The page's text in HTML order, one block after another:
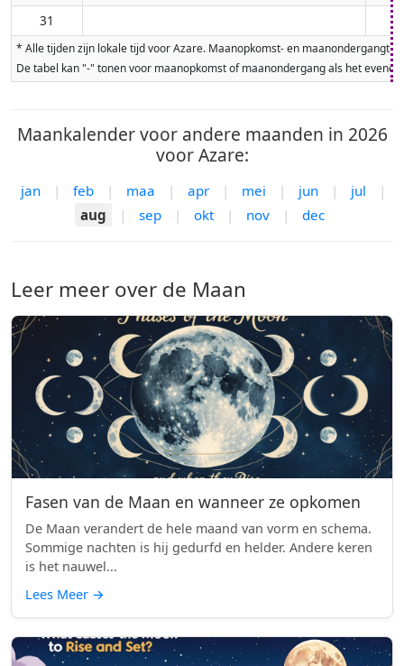
31
* Alle tijden zijn lokale tijd voor Azare. Maanopkomst- en
De tabel kan "-" tonen voor maanopkomst of maanondergang als het
Maankalender voor andere maanden in 2026
voor Azare:
jan | feb | maa | apr | mei | jun | jul
|
aug
| sep | okt | nov | dec
Leer meer over de Maan
Fasen van de Maan en wanneer ze opkomen
De Maan verandert de hele maand van vorm en schema.
Sommige nachten is hij gedurfd en helder. Andere keren
is het nauwel...
Lees Meer →